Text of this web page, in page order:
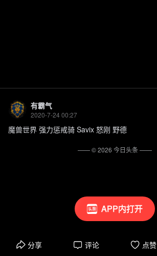
APP内打开
有霸气
2020-7-24 00:27
魔兽世界 强力惩戒骑 Savix 怒刚 野德
分享 评论 点赞
—— ©2026 今日头条——